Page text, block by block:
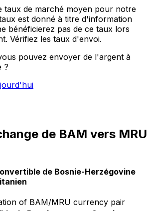
taux de marché moyen pour notre
est donné à titre d'information
bénéficierez pas de ce taux lors
Vérifiez les taux d'envoi.
pouvez envoyer de l'argent à
?
de BAM vers MRU
de Bosnie-Herzégovine
of BAM/MRU currency pair